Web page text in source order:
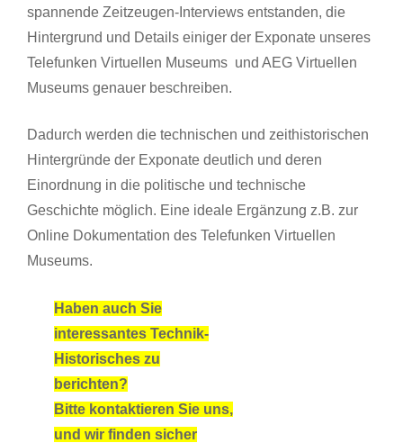
spannende Zeitzeugen-Interviews entstanden, die
Hintergrund und Details einiger der Exponate unseres
Telefunken Virtuellen Museums und AEG Virtuellen
Museums genauer beschreiben.
Dadurch werden die technischen und zeithistorischen
Hintergründe der Exponate deutlich und deren
Einordnung in die politische und technische
Geschichte möglich. Eine ideale Ergänzung z.B. zur
Online Dokumentation des Telefunken Virtuellen
Museums.
Haben auch Sie
interessantes Technik-
Historisches zu
berichten?
Bitte kontaktieren Sie uns,
und wir finden sicher